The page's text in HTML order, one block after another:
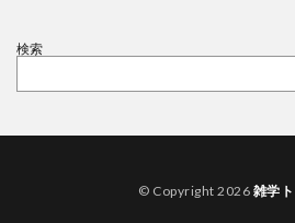
検索
© Copyright 2026 雑学